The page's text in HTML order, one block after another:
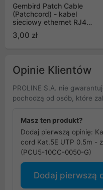
Gembird Patch Cable
(Patchcord) - kabel
sieciowy ethernet RJ45
UTP 1.5m kat.5e Szary
3,00 zł
Opinie Klientów
PROLINE S.A. nie
pochodzą od osób, które
Masz ten produkt?
Dodaj pierwszą opinię:
cord Kat.5E UTP 0.5m -
(PCU5-10CC-0050-G)
Dodaj pierwszą